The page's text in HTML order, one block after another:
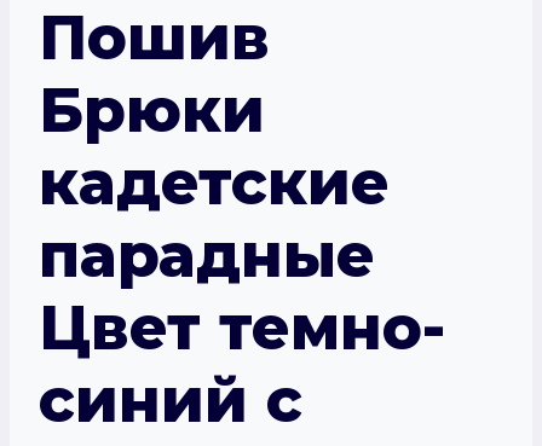
Пошив
Брюки
кадетские
парадные
Цвет темно-
синий с